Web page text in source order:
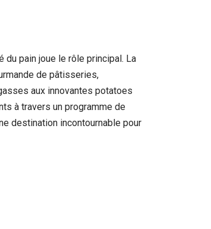
du pain joue le rôle principal. La
de pâtisseries,
aux innovantes potatoes
à travers un programme de
destination incontournable pour